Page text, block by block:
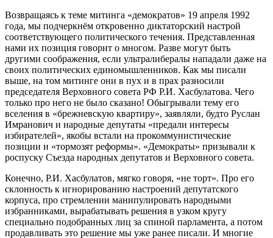
Возвращаясь к теме митинга «демократов» 19 апреля 1992
года, мы подчеркнём откровенно диктаторский настрой
соответствующего политического течения. Представленная
нами их позиция говорит о многом. Разве могут быть
другими соображения, если ультралибералы нападали даже на
своих политических единомышленников. Как мы писали
выше, на том митинге они в пух и в прах разносили
председателя Верховного совета РФ Р.И. Хасбулатова. Чего
только про него не было сказано! Обыгрывали тему его
вселения в «брежневскую квартиру», заявляли, будто Руслан
Имранович и народные депутаты «предали интересы
избирателей», якобы встали на прокоммунистические
позиции и «тормозят реформы». «Демократы» призывали к
роспуску Съезда народных депутатов и Верховного совета.
Конечно, Р.И. Хасбулатов, мягко говоря, «не торт». Про его
склонность к игнорированию настроений депутатского
корпуса, про стремлении манипулировать народными
избранниками, вырабатывать решения в узком кругу
специально подобранных лиц за спиной парламента, а потом
продавливать это решение мы уже ранее писали. И многие